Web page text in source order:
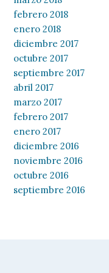
febrero 2018
enero 2018
diciembre 2017
octubre 2017
septiembre 2017
abril 2017
marzo 2017
febrero 2017
enero 2017
diciembre 2016
noviembre 2016
octubre 2016
septiembre 2016